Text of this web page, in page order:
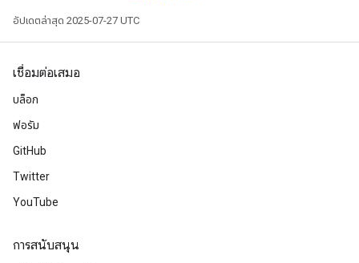
อัปเดตล่าสุด 2025-07-27 UTC
เชื่อมต่อเสมอ
บล็อก
ฟอรัม
GitHub
Twitter
YouTube
การสนับสนุน